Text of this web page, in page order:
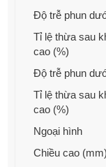
Độ trễ phun
Tỉ lệ thừa sau
cao (%)
Độ trễ phun
Tỉ lệ thừa sau
cao (%)
Ngoại hình
Chiều cao (mm)